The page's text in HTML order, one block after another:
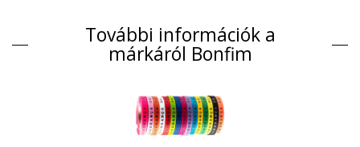
Termék információ
Osztály: Unisex, Szalagok
Csomag tartalma: 1 x Szalagok (Egyéb felszereléseket nem
EAN: Egy méret (7899918514845)
Szállító hivatkozása: H-12-BRANCO-11-VERMELHO-06-
További információk a
márkáról Bonfim